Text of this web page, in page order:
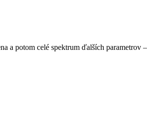
a potom celé spektrum ďalších parametrov